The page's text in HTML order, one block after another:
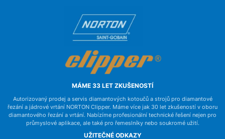
MÁME 33 LET ZKUŠENOSTÍ
Autorizovaný prodej a servis diamantových kotoučů a strojů pro diamantové
řezání a jádrové vrtání NORTON Clipper. Máme více jak 30 let zkušeností v oboru
diamantového řezání a vrtání. Nabízíme profesionální technické řešení nejen pro
průmyslové aplikace, ale také pro řemeslníky nebo soukromé užití.
UŽITEČNÉ ODKAZY